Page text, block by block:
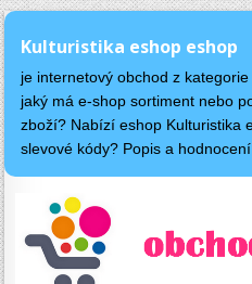
Kulturistika eshop eshop
je internetový obchod z
jaký má e-shop sortiment nebo
zboží? Nabízí eshop Kulturistika
slevové kódy? Popis a